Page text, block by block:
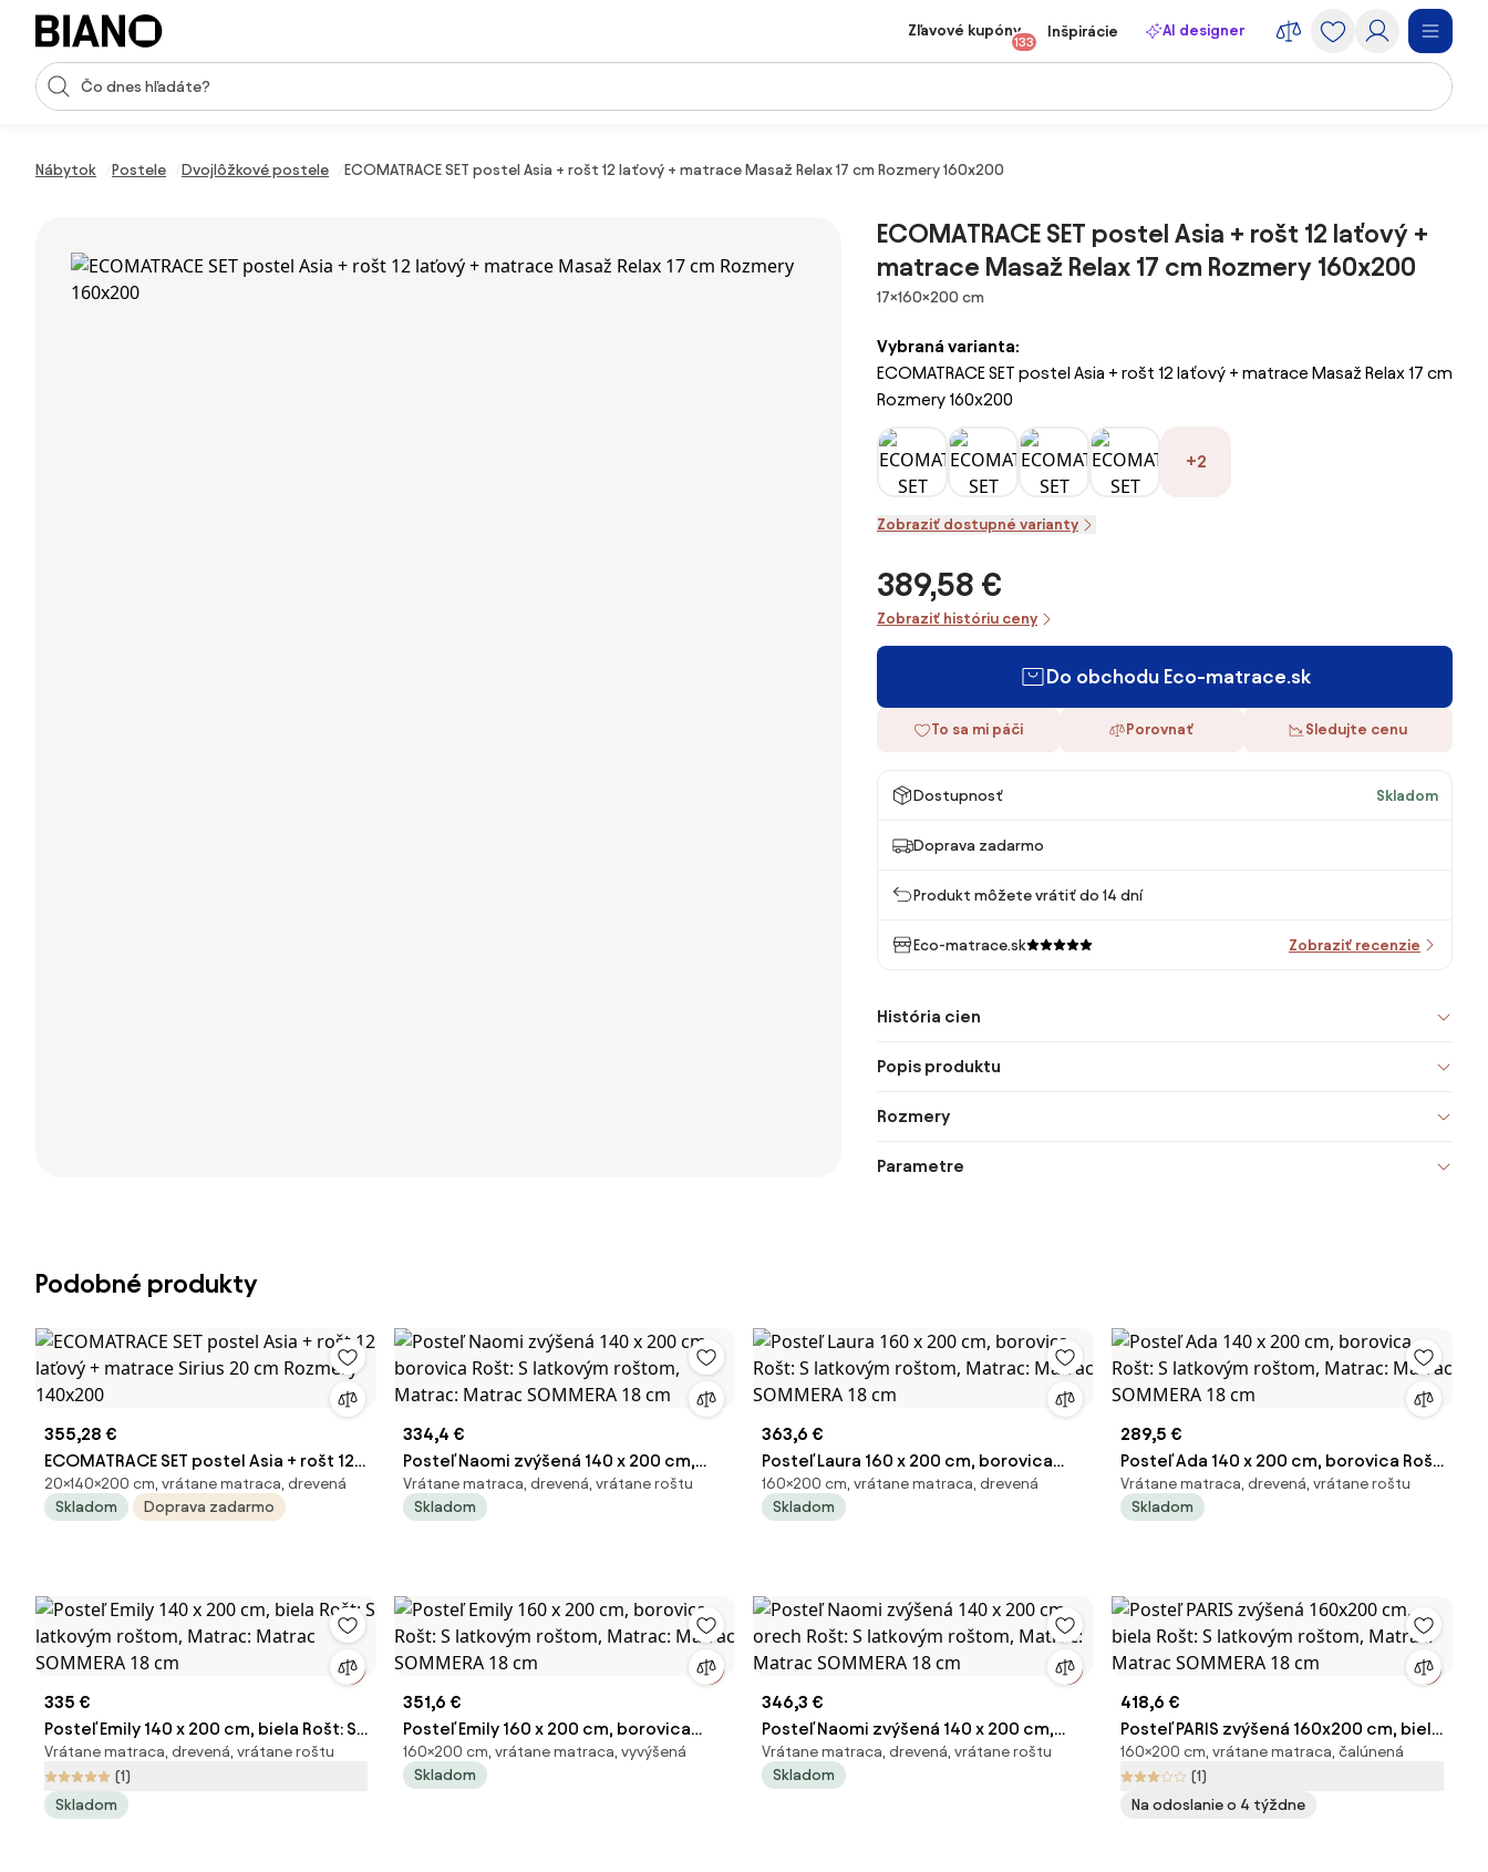
Preskočiť navigáciu, prejsť na obsah
Vstup pre vyhľadávanie
Zľavové kupóny
133
Inšpirácie AI designer
Nábytok Postele Dvojlôžkové postele ECOMATRACE SET postel Asia + rošt 12 laťový + matrace Masaž Relax 17 cm Rozmery 160x200
ECOMATRACE SET postel Asia + rošt 12 laťový +
matrace Masaž Relax 17 cm Rozmery 160x200
Rozmery
17×160×200 cm
Vybraná varianta:
ECOMATRACE SET postel Asia + rošt 12 laťový + matrace Masaž Relax 17 cm
Rozmery 160x200
+2
Zobraziť dostupné varianty
389,58 €
Zobraziť históriu ceny
Do obchodu Eco-matrace.sk
To sa mi páči Porovnať Sledujte cenu
Dostupnosť Skladom
Doprava zadarmo
Produkt môžete vrátiť do 14 dní
Eco-matrace.sk Zobraziť recenzie
História cien
Popis produktu
Rozmery
Parametre
Podobné produkty
355,28 €
ECOMATRACE SET postel Asia + rošt 12
laťový + matrace Sirius 20 cm Rozmery
140x200
20×140×200 cm, vrátane matraca, drevená
Skladom
Doprava zadarmo
334,4 €
Posteľ Naomi zvýšená 140 x 200 cm,
borovica Rošt: S latkovým roštom,
Matrac: Matrac SOMMERA 18 cm
Vrátane matraca, drevená, vrátane roštu
Skladom
363,6 €
Posteľ Laura 160 x 200 cm, borovica
Rošt: S latkovým roštom, Matrac:
Matrac SOMMERA 18 cm
160×200 cm, vrátane matraca, drevená
Skladom
289,5 €
Posteľ Ada 140 x 200 cm, borovica Rošt:
S latkovým roštom, Matrac: Matrac
SOMMERA 18 cm
Vrátane matraca, drevená, vrátane roštu
Skladom
335 €
Posteľ Emily 140 x 200 cm, biela Rošt: S
latkovým roštom, Matrac: Matrac
SOMMERA 18 cm
Vrátane matraca, drevená, vrátane roštu
(1)
Skladom
351,6 €
Posteľ Emily 160 x 200 cm, borovica
Rošt: S latkovým roštom, Matrac:
Matrac SOMMERA 18 cm
160×200 cm, vrátane matraca, vyvýšená
Skladom
346,3 €
Posteľ Naomi zvýšená 140 x 200 cm,
orech Rošt: S latkovým roštom, Matrac:
Matrac SOMMERA 18 cm
Vrátane matraca, drevená, vrátane roštu
Skladom
418,6 €
Posteľ PARIS zvýšená 160x200 cm, biela
Rošt: S latkovým roštom, Matrac:
Matrac SOMMERA 18 cm
160×200 cm, vrátane matraca, čalúnená
(1)
Na odoslanie o 4 týždne